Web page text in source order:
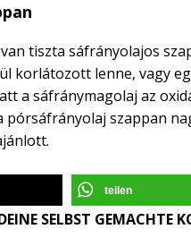
tiszta sáfrányolajos
korlátozott lenne, vagy
a sáfránymagolaj az
pórsáfrányolaj szappan
teilen
SELBST GEMACHTE